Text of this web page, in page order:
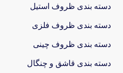
دسته بندی ظروف استیل
دسته بندی ظروف فلزی
دسته بندی ظروف چینی
دسته بندی قاشق و چنگال